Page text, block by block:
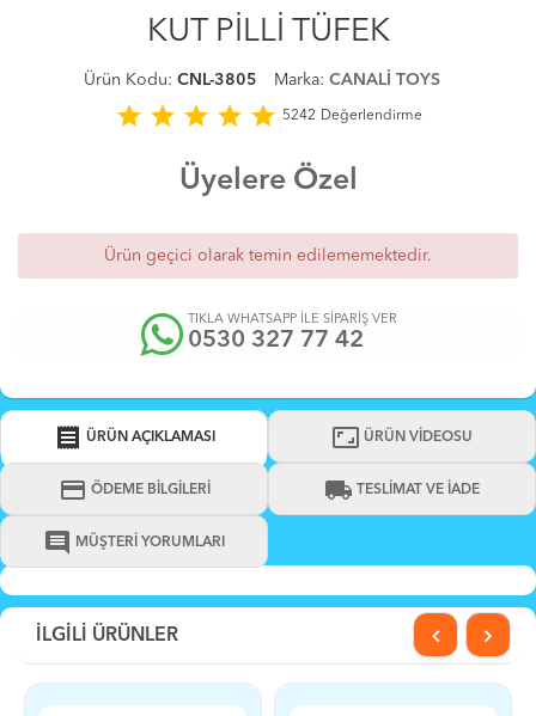
KUT PİLLİ TÜFEK
Ürün Kodu: CNL-3805 Marka: CANALİ TOYS
star star star star star 5242 Değerlendirme
Üyelere Özel
Ürün geçici olarak temin edilememektedir.
TIKLA WHATSAPP İLE SİPARİŞ VER
0530 327 77 42
receipt ÜRÜN AÇIKLAMASI aspect_ratio ÜRÜN VİDEOSU
credit_card ÖDEME BİLGİLERİ local_shipping TESLİMAT VE İADE
comment MÜŞTERİ YORUMLARI
İLGİLİ ÜRÜNLER